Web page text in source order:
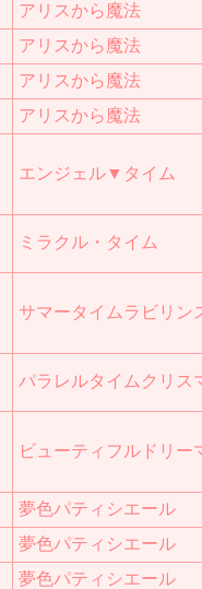
アリスから魔法
アリスから魔法
アリスから魔法
アリスから魔法
エンジェル▼タイム
ミラクル・タイム
サマータイムラビリン
パラレルタイムクリス
ビューティフルドリー
夢色パティシエール
夢色パティシエール
夢色パティシエール